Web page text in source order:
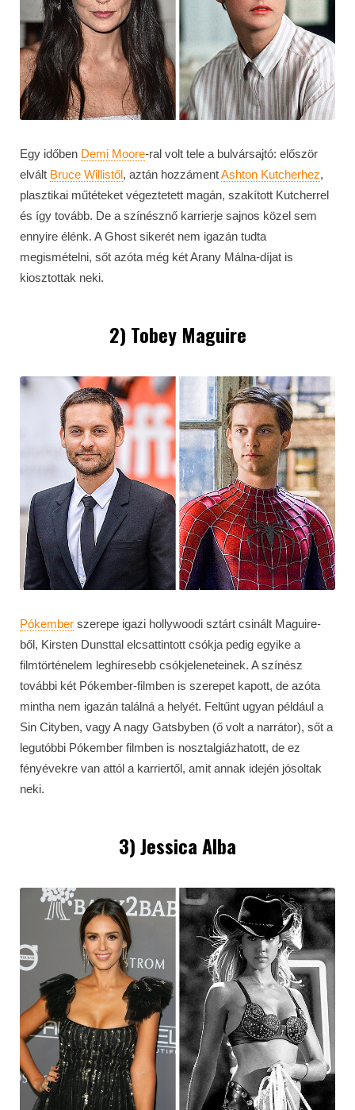
Egy időben Demi Moore-ral volt tele a bulvársajtó: először
elvált Bruce Willistől, aztán hozzámentAshton Kutcherhez,
plasztikai műtéteket végeztetett magán, szakított Kutcherrel
és így tovább. De a színésznő karrierje sajnos közel sem
ennyire élénk. A Ghost sikerét nem igazán tudta
megismételni, sőt azóta még két Arany Málna-díjat is
kiosztottak neki.
2) Tobey Maguire
Pókember szerepe igazi hollywoodi sztárt csinált Maguire-
ből, Kirsten Dunsttal elcsattintott csókja pedig egyike a
filmtörténelem leghíresebb csókjeleneteinek. A színész
további két Pókember-filmben is szerepet kapott, de azóta
mintha nem igazán találná a helyét. Feltűnt ugyan például a
Sin Cityben, vagy A nagy Gatsbyben (ő volt a narrátor), sőt a
legutóbbi Pókember filmben is nosztalgiázhatott, de ez
fényévekre van attól a karriertől, amit annak idején jósoltak
neki.
3) Jessica Alba